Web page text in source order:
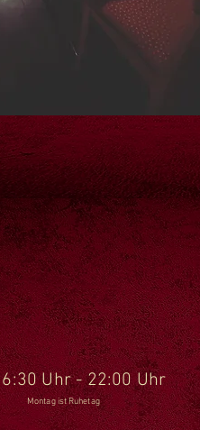
Uhr - 22:00 Uhr
Montag ist Ruhetag